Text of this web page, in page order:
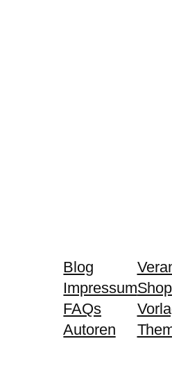
Blog
Impressum
FAQs
Autoren
Shop